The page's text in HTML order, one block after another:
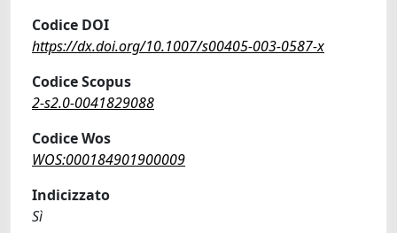
Codice DOI
https://dx.doi.org/10.1007/s00405-003-0587-x
Codice Scopus
2-s2.0-0041829088
Codice Wos
WOS:000184901900009
Indicizzato
Sì